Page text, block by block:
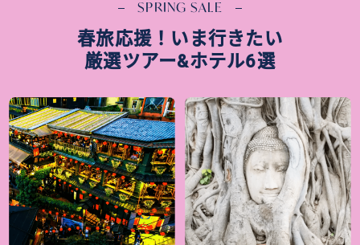
SPRING SALE
春旅応援！いま行きたい
厳選ツアー&ホテル6選